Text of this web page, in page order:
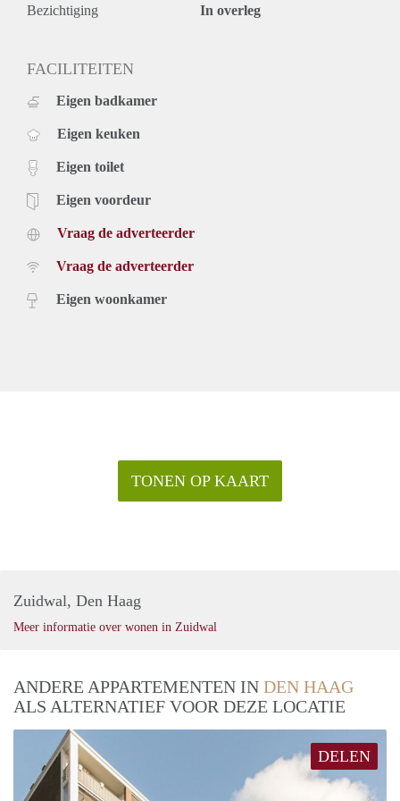
- Possibility of renting a parking space in the garage
and Internet - Furnished
Bezichtiging In overleg
FACILITEITEN
Eigen badkamer
Eigen keuken
Eigen toilet
Eigen voordeur
Vraag de adverteerder
Vraag de adverteerder
Eigen woonkamer
TONEN OP KAART
Zuidwal, Den Haag
Meer informatie over wonen in Zuidwal
ANDERE APPARTEMENTEN IN DEN HAAG
ALS ALTERNATIEF VOOR DEZE LOCATIE
DELEN